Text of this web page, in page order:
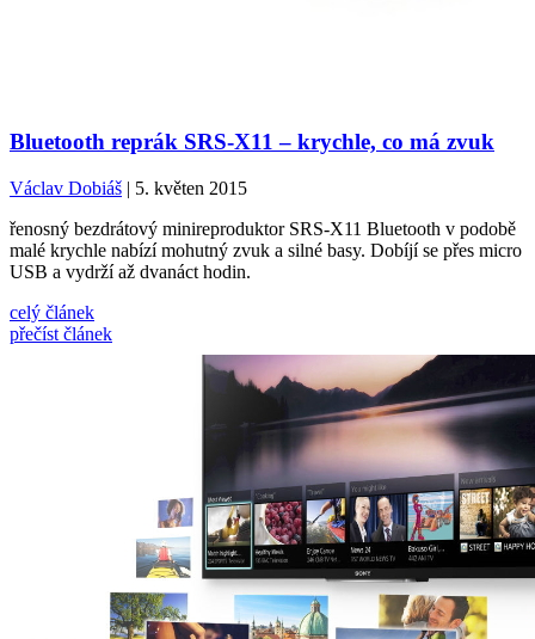
Bluetooth reprák SRS-X11 – krychle, co má zvuk
Václav Dobiáš | 5. květen 2015
řenosný bezdrátový minireproduktor SRS-X11 Bluetooth v podobě
malé krychle nabízí mohutný zvuk a silné basy. Dobíjí se přes micro
USB a vydrží až dvanáct hodin.
celý článek
přečíst článek